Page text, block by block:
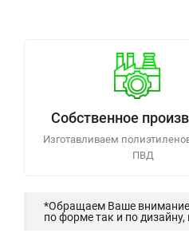
Собственное
Изготавливаем
ПВД
*Обращаем Ваше внимание,
по форме так и по